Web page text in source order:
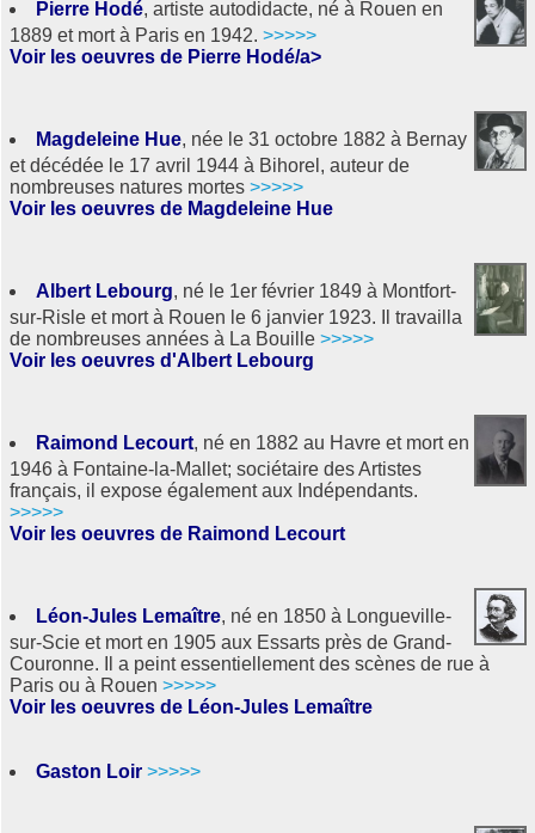
Pierre Hodé, artiste autodidacte, né à Rouen en
1889 et mort à Paris en 1942. >>>>>
Voir les oeuvres de Pierre Hodé/a>
Magdeleine Hue, née le 31 octobre 1882 à Bernay
et décédée le 17 avril 1944 à Bihorel, auteur de
nombreuses natures mortes >>>>>
Voir les oeuvres de Magdeleine Hue
Albert Lebourg, né le 1er février 1849 à Montfort-
sur-Risle et mort à Rouen le 6 janvier 1923. Il travailla
de nombreuses années à La Bouille >>>>>
Voir les oeuvres d'Albert Lebourg
Raimond Lecourt, né en 1882 au Havre et mort en
1946 à Fontaine-la-Mallet; sociétaire des Artistes
français, il expose également aux Indépendants.
>>>>>
Voir les oeuvres de Raimond Lecourt
Léon-Jules Lemaître, né en 1850 à Longueville-
sur-Scie et mort en 1905 aux Essarts près de Grand-
Couronne. Il a peint essentiellement des scènes de rue à
Paris ou à Rouen >>>>>
Voir les oeuvres de Léon-Jules Lemaître
Gaston Loir >>>>>